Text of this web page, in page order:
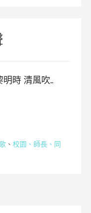
時 清風吹…
、 校園、師長、同